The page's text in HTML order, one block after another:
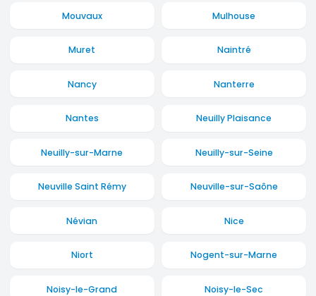
Mouvaux Mulhouse
Muret Naintré
Nancy Nanterre
Nantes Neuilly Plaisance
Neuilly-sur-Marne Neuilly-sur-Seine
Neuville Saint Rémy Neuville-sur-Saône
Névian Nice
Niort Nogent-sur-Marne
Noisy-le-Grand Noisy-le-Sec